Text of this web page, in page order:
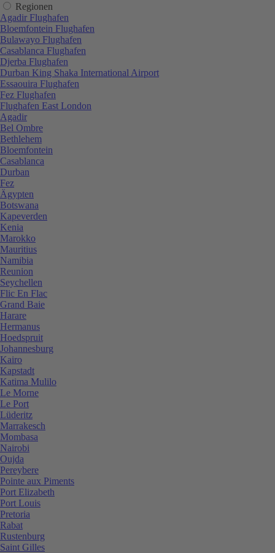
Regionen
Agadir Flughafen
Bloemfontein Flughafen
Bulawayo Flughafen
Casablanca Flughafen
Djerba Flughafen
Durban King Shaka International Airport
Essaouira Flughafen
Fez Flughafen
Flughafen East London
Agadir
Bel Ombre
Bethlehem
Bloemfontein
Casablanca
Durban
Fez
Ägypten
Botswana
Kapeverden
Kenia
Marokko
Mauritius
Namibia
Reunion
Seychellen
Flic En Flac
Grand Baie
Harare
Hermanus
Hoedspruit
Johannesburg
Kairo
Kapstadt
Katima Mulilo
Le Morne
Le Port
Lüderitz
Marrakesch
Mombasa
Nairobi
Oujda
Pereybere
Pointe aux Piments
Port Elizabeth
Port Louis
Pretoria
Rabat
Rustenburg
Saint Gilles